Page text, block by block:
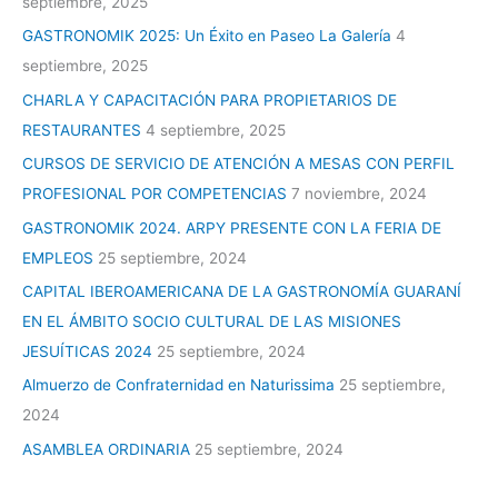
GASTRONOMIK 2025: Un Éxito en Paseo La Galería 4
septiembre, 2025
CHARLA Y CAPACITACIÓN PARA PROPIETARIOS DE
RESTAURANTES 4 septiembre, 2025
CURSOS DE SERVICIO DE ATENCIÓN A MESAS CON PERFIL
PROFESIONAL POR COMPETENCIAS 7 noviembre, 2024
GASTRONOMIK 2024. ARPY PRESENTE CON LA FERIA DE
EMPLEOS 25 septiembre, 2024
CAPITAL IBEROAMERICANA DE LA GASTRONOMÍA GUARANÍ
EN EL ÁMBITO SOCIO CULTURAL DE LAS MISIONES
JESUÍTICAS 2024 25 septiembre, 2024
Almuerzo de Confraternidad en Naturissima 25 septiembre,
2024
ASAMBLEA ORDINARIA 25 septiembre, 2024